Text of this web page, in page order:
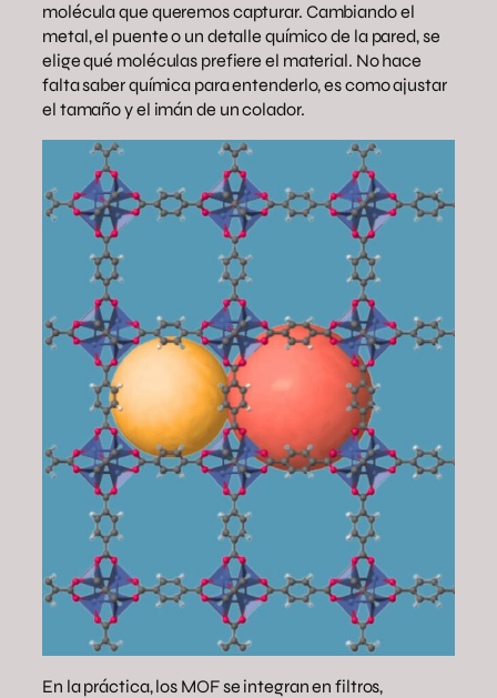
molécula que queremos capturar. Cambiando el
metal, el puente o un detalle químico de la pared, se
elige qué moléculas prefiere el material. No hace
falta saber química para entenderlo, es como ajustar
el tamaño y el imán de un colador.
En la práctica, los MOF se integran en filtros,